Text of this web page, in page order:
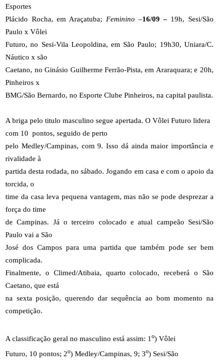
Esportes
Plácido Rocha, em Araçatuba; Feminino –16/09 – 19h, Sesi/São
Paulo x Vôlei
Futuro, no Sesi-Vila Leopoldina, em São Paulo; 19h30, Uniara/C.
Náutico x são
Caetano, no Ginásio Guilherme Ferrão-Pista, em Araraquara; e 20h,
Pinheiros x
BMG/São Bernardo, no Esporte Clube Pinheiros, na capital paulista.
A briga pelo titulo masculino segue apertada. O Vôlei Futuro lidera
com 10 pontos, seguido de perto
pelo Medley/Campinas, com 9. Isso dá ainda maior importância e
rivalidade à
partida desta rodada, no sábado. Jogando em casa e com o apoio da
torcida, o
time da casa leva pequena vantagem, mas não se pode desprezar a
força do time
de Campinas. Já o terceiro colocado e atual campeão Sesi/São
Paulo vai a São
José dos Campos para uma partida que também pode ser bem
complicada.
Finalmente, o Climed/Atibaia, quarto colocado, receberá o São
Caetano, que está
na sexta posição, querendo dar sequência ao bom momento na
competição.
A classificação geral no masculino está assim: 1o) Vôlei
Futuro, 10 pontos; 2o) Medley/Campinas, 9; 3o) Sesi/São